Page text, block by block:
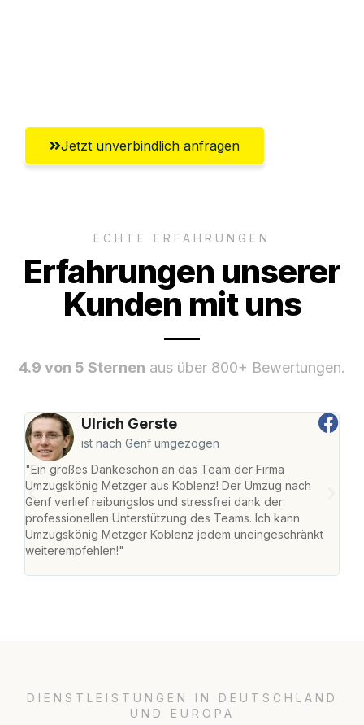
Jetzt unverbindlich anfragen
ECHTE ERFAHRUNGEN
Erfahrungen unserer
Kunden mit uns
4.9 von 5 Sternen aus über 800+ Bewertungen.
Ulrich Gerste
ist nach Genf umgezogen
"Ein großes Dankeschön an das Team der Firma
Umzugskönig Metzger aus Koblenz! Der Umzug nach
Genf verlief reibungslos und stressfrei dank der
professionellen Unterstützung des Teams. Ich kann
Umzugskönig Metzger Koblenz jedem uneingeschränkt
weiterempfehlen!"
DIENSTLEISTUNGEN IN DEUTSCHLAND
UND EUROPA